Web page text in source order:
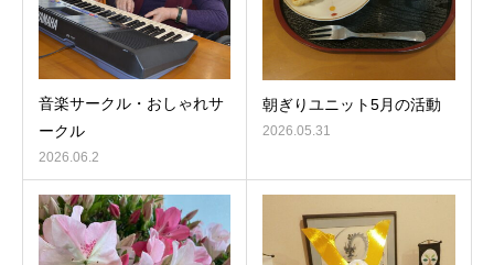
音楽サークル・おしゃれサ
ークル
2026.06.2
朝ぎりユニット5月の活動
2026.05.31